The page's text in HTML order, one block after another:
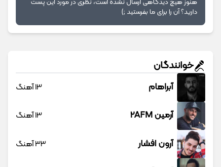
هنوز هیچ دیدگاهی ارسال نشده است، نظری در مورد این پست
دارید؟ آن را برای ما بفرستید ;)
خوانندگان
آبراهام 13 آهنگ
آرمین 2AFM 13 آهنگ
آرون افشار 33 آهنگ